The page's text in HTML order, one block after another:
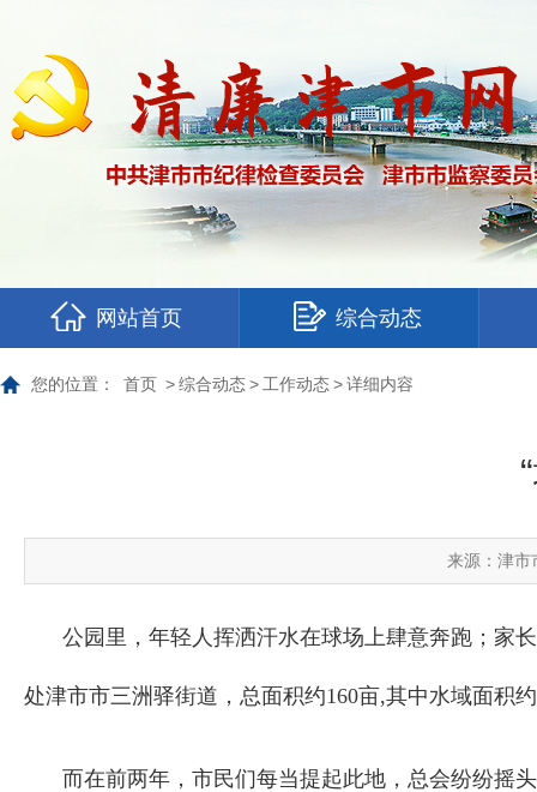
网站首页 综合动态
您的位置： 首页 >综合动态> 工作动态>详细内容
来源：津
公园里，年轻人挥洒汗水在球场上肆意奔跑；
处津市市三洲驿街道，总面积约160亩,其中水域面积
而在前两年，市民们每当提起此地，总会纷纷摇